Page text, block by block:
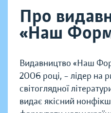
Про
«Наш
Видавництво «Наш
2006 році, – лідер на
світоглядної
видає якісний